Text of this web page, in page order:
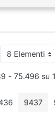
8 Elementi
Per
- 75.496 su
intermedie
Pagina9437